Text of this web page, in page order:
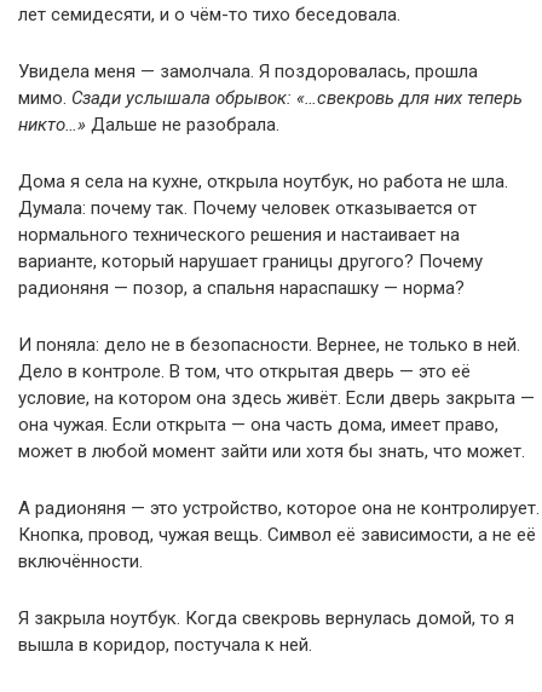
лет семидесяти, и о чём-то тихо беседовала.
Увидела меня — замолчала. Я поздоровалась, прошла
мимо. Сзади услышала обрывок: «…свекровь для них теперь
никто…» Дальше не разобрала.
Дома я села на кухне, открыла ноутбук, но работа не шла.
Думала: почему так. Почему человек отказывается от
нормального технического решения и настаивает на
варианте, который нарушает границы другого? Почему
радионяня — позор, а спальня нараспашку — норма?
И поняла: дело не в безопасности. Вернее, не только в ней.
Дело в контроле. В том, что открытая дверь — это её
условие, на котором она здесь живёт. Если дверь закрыта —
она чужая. Если открыта — она часть дома, имеет право,
может в любой момент зайти или хотя бы знать, что может.
А радионяня — это устройство, которое она не контролирует.
Кнопка, провод, чужая вещь. Символ её зависимости, а не её
включённости.
Я закрыла ноутбук. Когда свекровь вернулась домой, то я
вышла в коридор, постучала к ней.